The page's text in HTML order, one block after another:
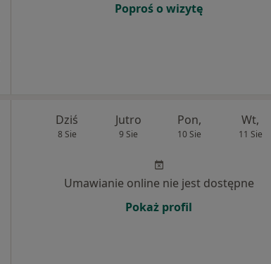
Poproś o wizytę
Dziś
8 Sie
Jutro
9 Sie
Pon,
10 Sie
Wt,
11 Sie
Umawianie online nie jest dostępne
Pokaż profil